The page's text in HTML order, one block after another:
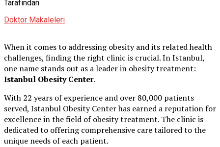
Tarafından
Doktor Makaleleri
When it comes to addressing obesity and its related health
challenges, finding the right clinic is crucial. In Istanbul,
one name stands out as a leader in obesity treatment:
Istanbul Obesity Center.
With 22 years of experience and over 80,000 patients
served, Istanbul Obesity Center has earned a reputation for
excellence in the field of obesity treatment. The clinic is
dedicated to offering comprehensive care tailored to the
unique needs of each patient.